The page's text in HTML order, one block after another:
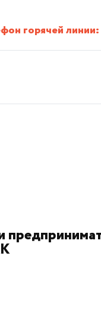
горячей